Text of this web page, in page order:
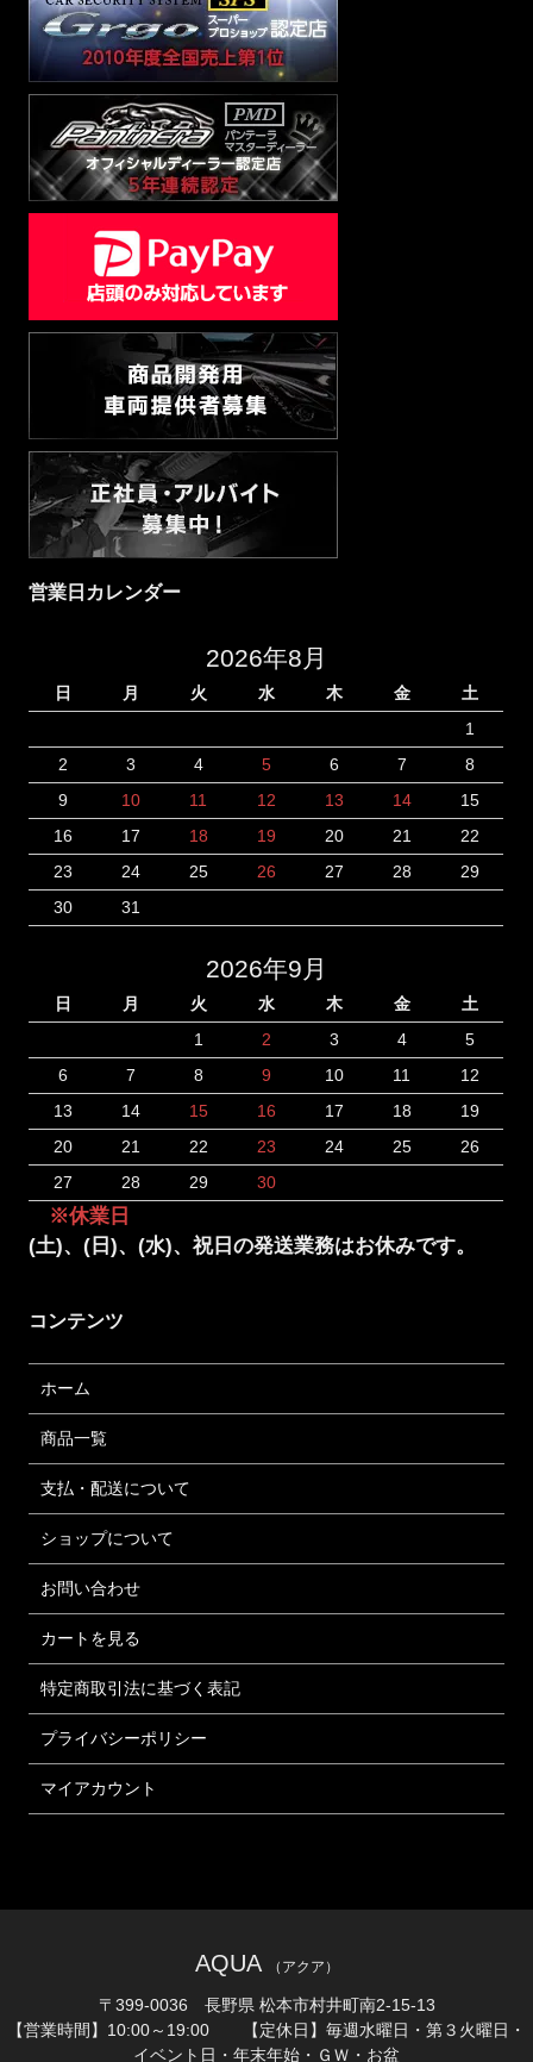
営業日カレンダー
2026年8月
日 月 火 水 木 金
土
1
2
3 4 5 6 7
8
9
10 11 12 13 14
15
16
17 18 19 20 21
22
23
24 25 26 27 28
29
30
31
2026年9月
日 月 火 水 木 金
土
1
2 3 4
5
6
7 8 9 10 11
12
13
14 15 16 17 18
19
20
21 22 23 24 25
26
27
28 29 30
※休業日
(土)、(日)、(水)、祝日の発送業務はお休みです。
コンテンツ
ホーム
商品一覧
支払・配送について
ショップについて
お問い合わせ
カートを見る
特定商取引法に基づく表記
プライバシーポリシー
マイアカウント
AQUA （アクア）
〒399-0036 長野県 松本市村井町南2-15-13
【営業時間】10:00～19:00 【定休日】毎週水曜日・第３火曜日・
イベント日・年末年始・ＧＷ・お盆